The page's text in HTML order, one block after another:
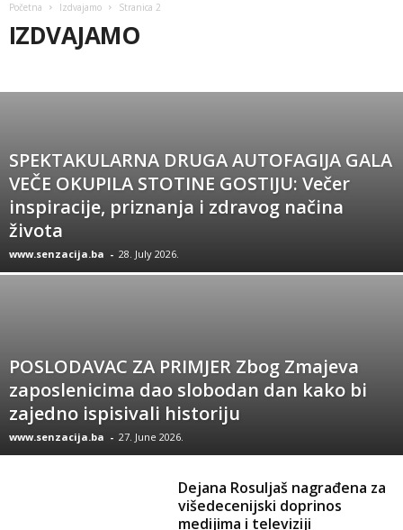
Početna Izdvajamo Stranica 2
IZDVAJAMO
SPEKTAKULARNA DRUGA AUTOFAGIJA GALA
VEČE OKUPILA STOTINE GOSTIJU: Večer
inspiracije, priznanja i zdravog načina
života
www.senzacija.ba - 28. July 2026.
POSLODAVAC ZA PRIMJER Zbog Zmajeva
zaposlenicima dao slobodan dan kako bi
zajedno ispisivali historiju
www.senzacija.ba - 27. June 2026.
Dejana Rosuljaš nagrađena za
višedecenijski doprinos
medijima i televiziji